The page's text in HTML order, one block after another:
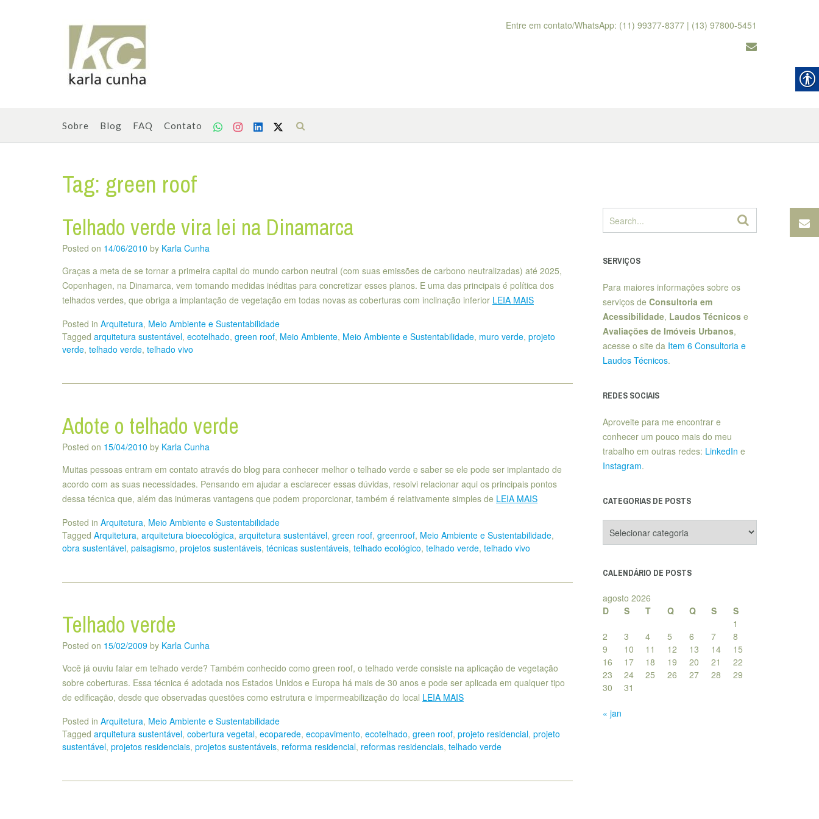
Entre em contato/WhatsApp: (11) 99377-8377 | (13) 97800-5451
Sobre Blog FAQ Contato
Tag: green roof
Telhado verde vira lei na Dinamarca
Posted on 14/06/2010 by Karla Cunha
Graças a meta de se tornar a primeira capital do mundo carbon neutral (com suas emissões de carbono neutralizadas) até 2025,
Copenhagen, na Dinamarca, vem tomando medidas inéditas para concretizar esses planos. E uma das principais é política dos
telhados verdes, que obriga a implantação de vegetação em todas novas as coberturas com inclinação inferior LEIA MAIS
Posted in Arquitetura, Meio Ambiente e Sustentabilidade
Tagged arquitetura sustentável, ecotelhado, green roof, Meio Ambiente, Meio Ambiente e Sustentabilidade, muro verde, projeto
verde, telhado verde, telhado vivo
Adote o telhado verde
Posted on 15/04/2010 by Karla Cunha
Muitas pessoas entram em contato através do blog para conhecer melhor o telhado verde e saber se ele pode ser implantado de
acordo com as suas necessidades. Pensando em ajudar a esclarecer essas dúvidas, resolvi relacionar aqui os principais pontos
dessa técnica que, além das inúmeras vantagens que podem proporcionar, também é relativamente simples de LEIA MAIS
Posted in Arquitetura, Meio Ambiente e Sustentabilidade
Tagged Arquitetura, arquitetura bioecológica, arquitetura sustentável, green roof, greenroof, Meio Ambiente e Sustentabilidade,
obra sustentável, paisagismo, projetos sustentáveis, técnicas sustentáveis, telhado ecológico, telhado verde, telhado vivo
Telhado verde
Posted on 15/02/2009 by Karla Cunha
Você já ouviu falar em telhado verde? Também conhecido como green roof, o telhado verde consiste na aplicação de vegetação
sobre coberturas. Essa técnica é adotada nos Estados Unidos e Europa há mais de 30 anos e pode ser aplicada em qualquer tipo
de edificação, desde que observadas questões como estrutura e impermeabilização do local LEIA MAIS
Posted in Arquitetura, Meio Ambiente e Sustentabilidade
Tagged arquitetura sustentável, cobertura vegetal, ecoparede, ecopavimento, ecotelhado, green roof, projeto residencial, projeto
sustentável, projetos residenciais, projetos sustentáveis, reforma residencial, reformas residenciais, telhado verde
SERVIÇOS
Para maiores informações sobre os
serviços de Consultoria em
Acessibilidade, Laudos Técnicose
Avaliações de Imóveis Urbanos,
acesse o site da Item 6 Consultoria e
Laudos Técnicos.
REDES SOCIAIS
Aproveite para me encontrar e
conhecer um pouco mais do meu
trabalho em outras redes: LinkedIn e
Instagram.
CATEGORIAS DE POSTS
de
CALENDÁRIO DE POSTS
agosto 2026
D
S T Q Q S
S
1
2
3 4 5 6 7
8
9
10 11 12 13 14
15
16
17 18 19 20 21
22
23
24 25 26 27 28
29
30
31
« jan